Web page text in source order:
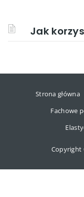
Jak
Strona główna
Fachowe
Copyright